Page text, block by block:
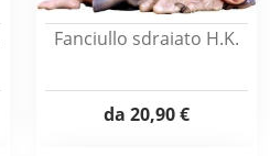
Fanciullo sdraiato H.K.
da 20,90 €